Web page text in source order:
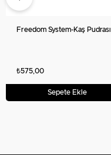
Freedom System-Kaş Pudrası
₺575,00
Sepete Ekle